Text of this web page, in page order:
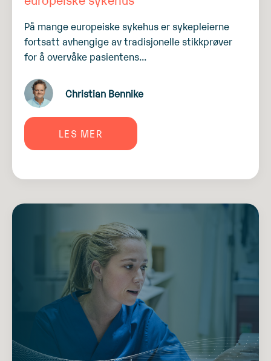
På mange europeiske sykehus er sykepleierne
fortsatt avhengige av tradisjonelle stikkprøver
for å overvåke pasientens...
Christian Bennike
LES MER